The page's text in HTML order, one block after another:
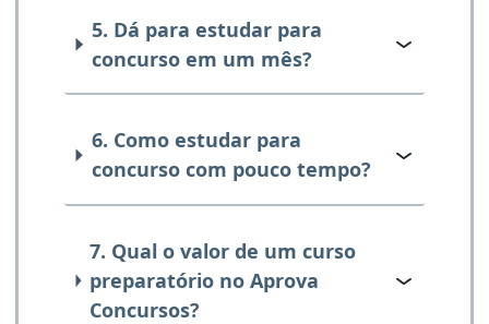
5. Dá para estudar para
concurso em um mês?
6. Como estudar para
concurso com pouco tempo?
7. Qual o valor de um curso
preparatório no Aprova
Concursos?